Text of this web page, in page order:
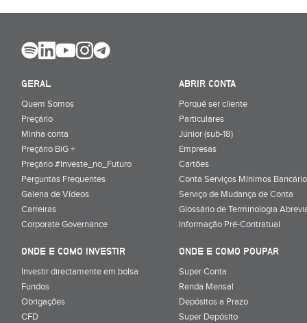
GERAL
Quem Somos
Preçário
Minha conta
Preçário BiG +
Preçário #Investe_no_Futuro
Perguntas Frequentes
Galeria de Vídeos
Carreiras
Corporate Governance
ABRIR CONTA
Porquê ser cliente
Particulares
Júnior (sub-18)
Empresas
Cartões
Conta Serviços Mínimos
Serviço de Mudança de Conta
Glossário de Terminologia
Informação Pré-Contratual
ONDE E COMO INVESTIR
Investir directamente em bolsa
Fundos
Obrigações
CFD
ONDE E COMO POUPAR
Super Conta
Renda Mensal
Depósitos a Prazo
Super Depósito